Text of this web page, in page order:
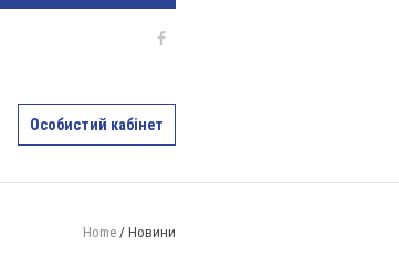
Особистий кабінет
Home / Новини